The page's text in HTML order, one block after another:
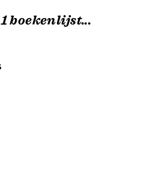
boekenlijst...